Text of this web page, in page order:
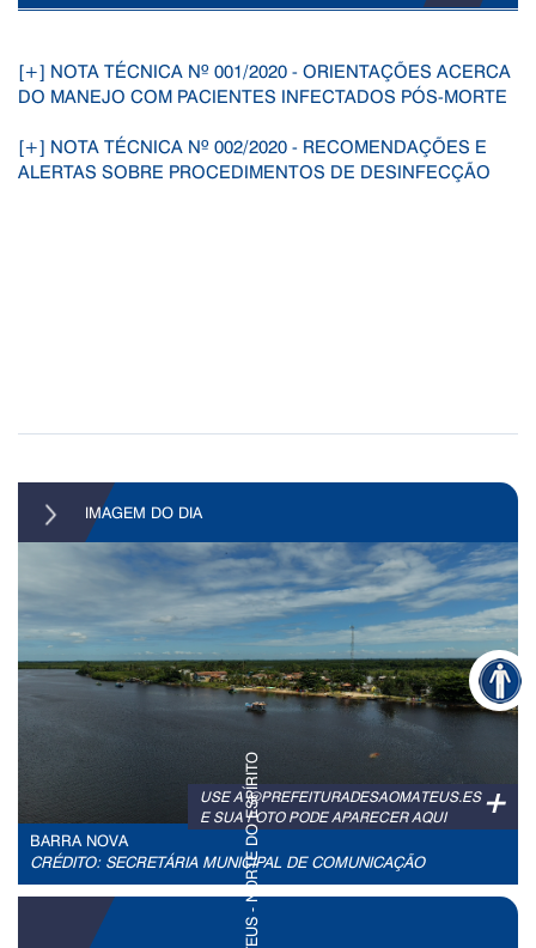
[+] NOTA TÉCNICA Nº 001/2020 - ORIENTAÇÕES ACERCA
DO MANEJO COM PACIENTES INFECTADOS PÓS-MORTE
[+] NOTA TÉCNICA Nº 002/2020 - RECOMENDAÇÕES E
ALERTAS SOBRE PROCEDIMENTOS DE DESINFECÇÃO
IMAGEM DO DIA
+
USE A @PREFEITURADESAOMATEUS.ES
E SUA FOTO PODE APARECER AQUI
BARRA NOVA
CRÉDITO: SECRETÁRIA MUNICIPAL DE COMUNICAÇÃO